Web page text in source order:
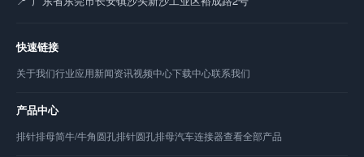
快速链接
关于我们行业应用新闻资讯视频中心下载中心联系我们
产品中心
排针排母简牛/牛角圆孔排针圆孔排母汽车连接器查看全部产品